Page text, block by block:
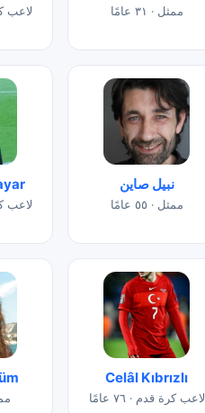
ممثل · ٣١ عامًا لاعب
نبيل صاين
ممثل · ٥٥ عامًا لاعب كرة
Celâl Kıbrızlı
لاعب كرة قدم · ٧٦ عامًا